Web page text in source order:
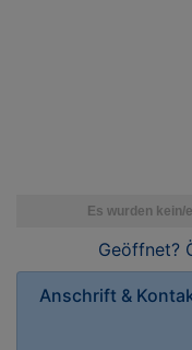
Geöffnet?
Anschrift &